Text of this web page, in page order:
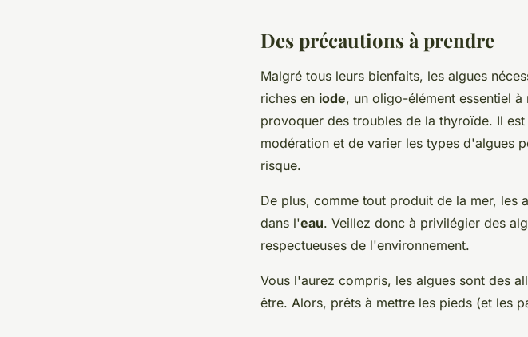
Des précautions à prendre
Malgré tous leurs bienfaits, les algues
riches en iode, un oligo-élément essentiel
provoquer des troubles de la thyroïde. Il
modération et de varier les types d'algues
risque.
De plus, comme tout produit de la mer, les
dans l'eau. Veillez donc à privilégier des
respectueuses de l'environnement.
Vous l'aurez compris, les algues sont des
être. Alors, prêts à mettre les pieds (et les